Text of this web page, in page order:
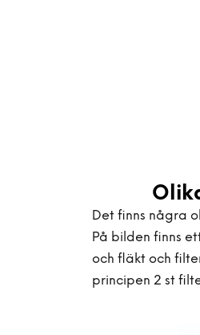
Det finns några
På bilden finns
och fläkt och
principen 2 st